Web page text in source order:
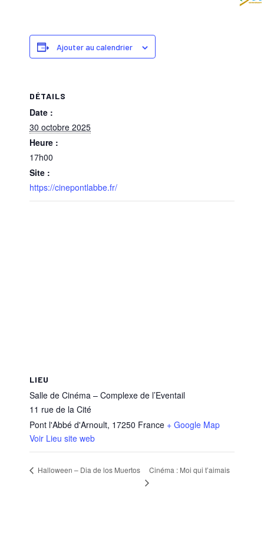
Ajouter au calendrier
DÉTAILS
Date :
30 octobre 2025
Heure :
17h00
Site :
https://cinepontlabbe.fr/
LIEU
Salle de Cinéma – Complexe de l’Eventail
11 rue de la Cité
Pont l'Abbé d'Arnoult, 17250 France + Google Map
Voir Lieu site web
Halloween – Dia de los Muertos Cinéma : Moi qui t’aimais